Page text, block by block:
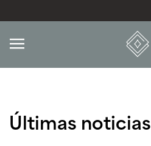
Últimas noticias